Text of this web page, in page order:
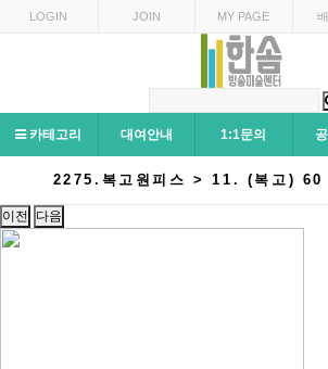
LOGIN JOIN MY PAGE
카테고리 대여안내 1:1문의
2275.복고원피스 > 11. (복고) 60
이전 다음